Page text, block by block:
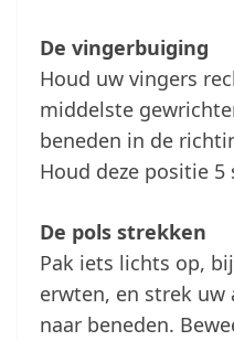
De vingerbuiging
Houd uw vingers
middelste
beneden in de
Houd deze positie 5
De pols strekken
Pak iets lichts op,
erwten, en strek
naar beneden.